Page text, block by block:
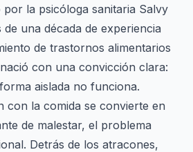
la psicóloga sanitaria Salvy
una década de experiencia
de trastornos alimentarios
con una convicción clara:
aislada no funciona.
con la comida se convierte en
de malestar, el problema
Detrás de los atracones,